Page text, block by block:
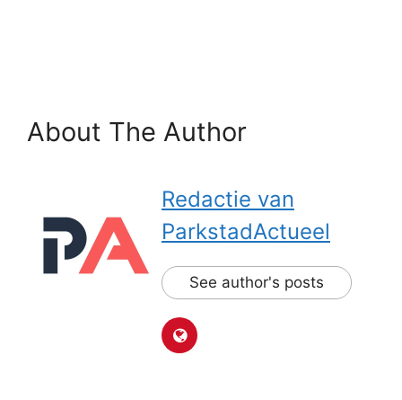
About The Author
Redactie van
ParkstadActueel
See author's posts